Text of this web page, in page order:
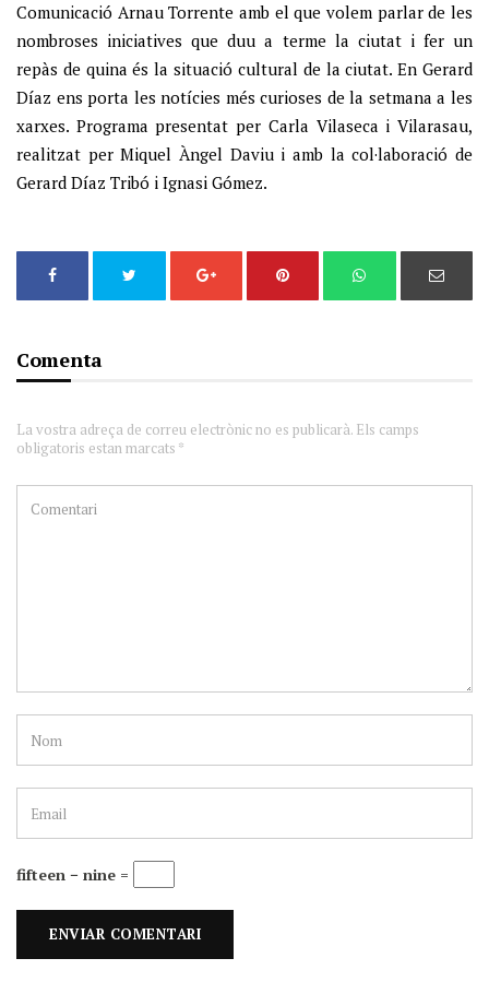
Comunicació Arnau Torrente amb el que volem parlar de les
nombroses iniciatives que duu a terme la ciutat i fer un
repàs de quina és la situació cultural de la ciutat. En Gerard
Díaz ens porta les notícies més curioses de la setmana a les
xarxes. Programa presentat per Carla Vilaseca i Vilarasau,
realitzat per Miquel Àngel Daviu i amb la col·laboració de
Gerard Díaz Tribó i Ignasi Gómez.
Comenta
La vostra adreça de correu electrònic no es publicarà. Els camps
obligatoris estan marcats *
fifteen − nine =